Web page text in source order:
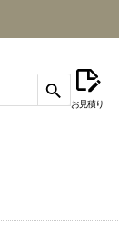
お見積り